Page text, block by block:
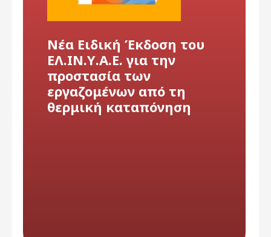
Νέα Ειδική Έκδοση του
ΕΛ.ΙΝ.Υ.Α.Ε. για την
προστασία των
εργαζομένων από τη
θερμική καταπόνηση